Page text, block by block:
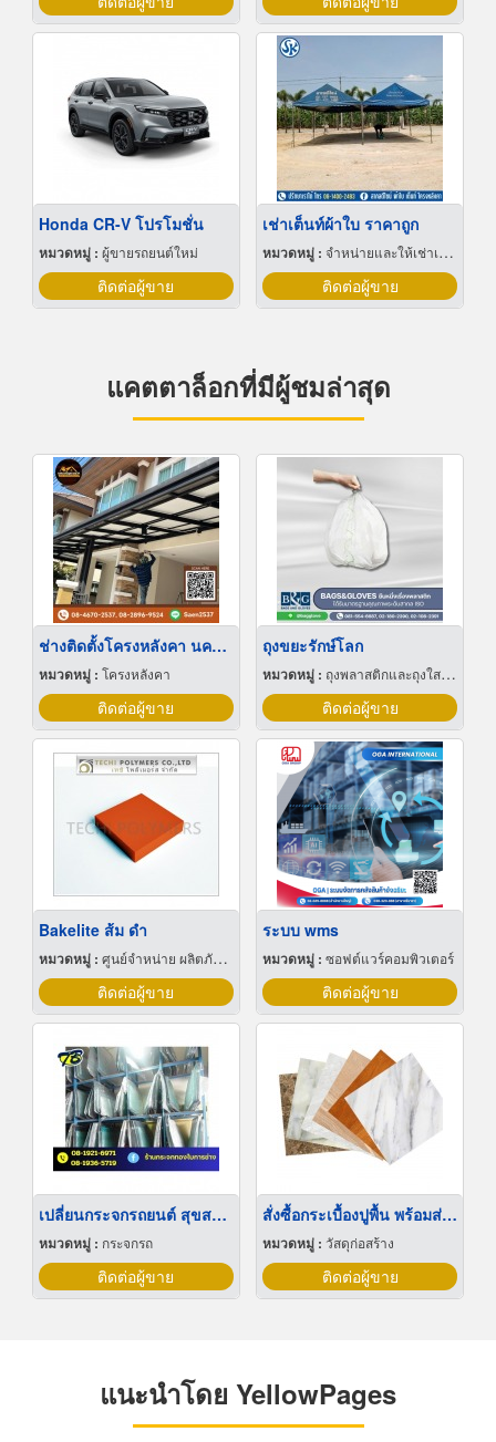
Honda CR-V โปรโมชั่น
หมวดหมู่ : ผู้ขายรถยนต์ใหม่
ติดต่อผู้ขาย
เช่าเต็นท์ผ้าใบ ราคาถูก
หมวดหมู่ : จำหน่ายและให้เช่าเต็นท์
ติดต่อผู้ขาย
แคตตาล็อกที่มีผู้ชมล่าสุด
ช่างติดตั้งโครงหลังคา นครปฐม
หมวดหมู่ : โครงหลังคา
ติดต่อผู้ขาย
ถุงขยะรักษ์โลก
หมวดหมู่ : ถุงพลาสติกและถุงใสโปร่ง
ติดต่อผู้ขาย
Bakelite ส้ม ดำ
หมวดหมู่ : ศูนย์จำหน่าย ผลิตภัณฑ์พลาสติกชนิดแท่ง ท่อ แผ่นและสาย
ติดต่อผู้ขาย
ระบบ wms
หมวดหมู่ : ซอฟต์แวร์คอมพิวเตอร์
ติดต่อผู้ขาย
เปลี่ยนกระจกรถยนต์ สุขสวัสดิ์ ประชาอุทิศ สมุทรปราการ
หมวดหมู่ : กระจกรถ
ติดต่อผู้ขาย
สั่งซื้อกระเบื้องปูพื้น พร้อมส่ง พัทลุง
หมวดหมู่ : วัสดุก่อสร้าง
ติดต่อผู้ขาย
แนะนำโดย YellowPages